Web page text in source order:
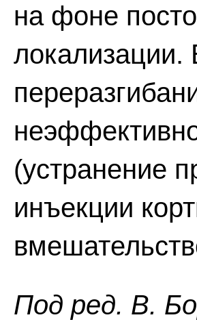
на фоне
локализации.
(устранение
инъекции
Пoд peд. B.